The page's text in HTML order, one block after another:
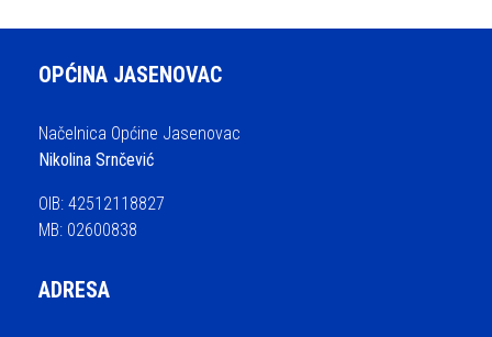
OPĆINA JASENOVAC
Načelnica Općine Jasenovac
Nikolina Srnčević
OIB: 42512118827
MB: 02600838
ADRESA